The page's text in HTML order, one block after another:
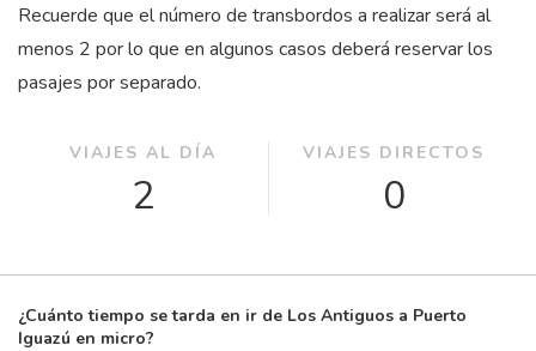
Recuerde que el número de transbordos a realizar será al
menos 2 por lo que en algunos casos deberá reservar los
pasajes por separado.
VIAJES AL DÍA
2
VIAJES DIRECTOS
0
¿Cuánto tiempo se tarda en ir de Los Antiguos a Puerto
Iguazú en micro?